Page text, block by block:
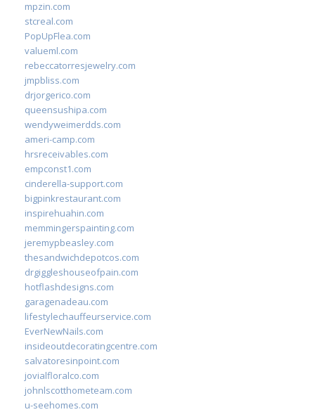
mpzin.com
stcreal.com
PopUpFlea.com
valueml.com
rebeccatorresjewelry.com
jmpbliss.com
drjorgerico.com
queensushipa.com
wendyweimerdds.com
ameri-camp.com
hrsreceivables.com
empconst1.com
cinderella-support.com
bigpinkrestaurant.com
inspirehuahin.com
memmingerspainting.com
jeremypbeasley.com
thesandwichdepotcos.com
drgiggleshouseofpain.com
hotflashdesigns.com
garagenadeau.com
lifestylechauffeurservice.com
EverNewNails.com
insideoutdecoratingcentre.com
salvatoresinpoint.com
jovialfloralco.com
johnlscotthometeam.com
u-seehomes.com